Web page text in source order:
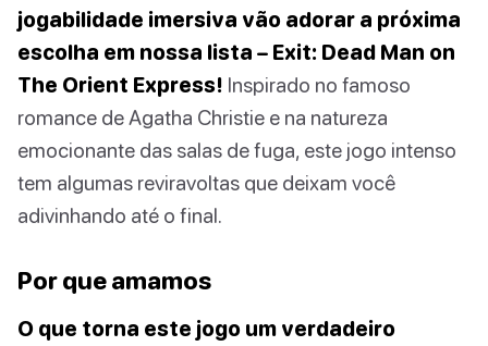
jogabilidade imersiva vão adorar a próxima
escolha em nossa lista – Exit: Dead Man on
The Orient Express! Inspirado no famoso
romance de Agatha Christie e na natureza
emocionante das salas de fuga, este jogo intenso
tem algumas reviravoltas que deixam você
adivinhando até o final.
Por que amamos
O que torna este jogo um verdadeiro